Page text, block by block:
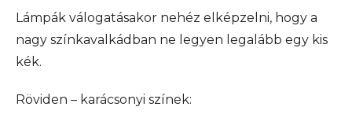
Lámpák válogatásakor nehéz elképzelni, hogy a
nagy színkavalkádban ne legyen legalább egy kis
kék.
Röviden – karácsonyi színek: